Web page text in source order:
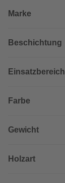
Marke
Beschichtung
Einsatzbereich
Farbe
Gewicht
Holzart